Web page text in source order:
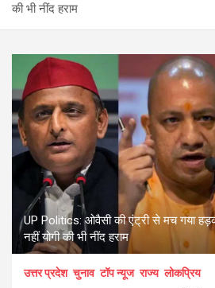
की भी नींद हराम
UP Politics: ओवैसी की एंट्री से मच गया
नहीं योगी की भी नींद हराम
उत्तर प्रदेश चुनाव टॉप न्यूज राज्य लोकप्रिय